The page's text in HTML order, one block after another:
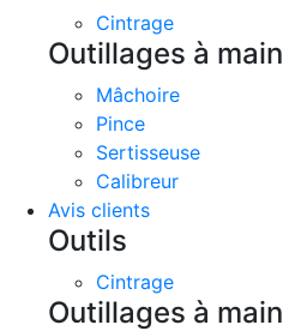
Cintrage
Outillages à main
Mâchoire
Pince
Sertisseuse
Calibreur
Avis clients
Outils
Cintrage
Outillages à main